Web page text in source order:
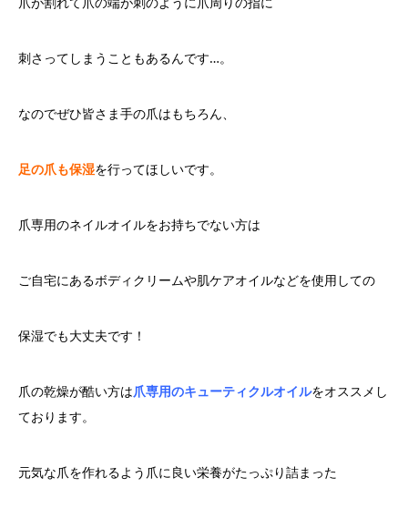
刺さってしまうこともあるんです…。
なのでぜひ皆さま手の爪はもちろん、
足の爪も保湿を行ってほしいです。
爪専用のネイルオイルをお持ちでない方は
ご自宅にあるボディクリームや肌ケアオイルなどを使用しての
保湿でも大丈夫です！
爪の乾燥が酷い方は爪専用のキューティクルオイルをオススメし
ております。
元気な爪を作れるよう爪に良い栄養がたっぷり詰まった